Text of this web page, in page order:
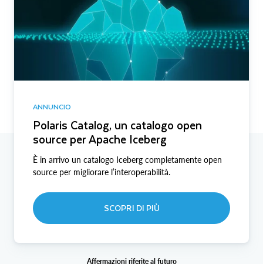
ANNUNCIO
Polaris Catalog, un catalogo open
source per Apache Iceberg
È in arrivo un catalogo Iceberg completamente open
source per migliorare l’interoperabilità.
SCOPRI DI PIÙ
Affermazioni riferite al futuro